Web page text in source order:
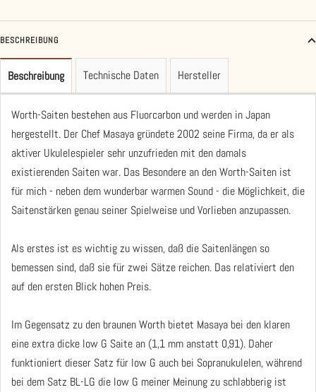
BESCHREIBUNG
Beschreibung Technische Daten Hersteller
Worth-Saiten bestehen aus Fluorcarbon und werden in Japan
hergestellt. Der Chef Masaya gründete 2002 seine Firma, da er als
aktiver Ukulelespieler sehr unzufrieden mit den damals
existierenden Saiten war. Das Besondere an den Worth-Saiten ist
für mich - neben dem wunderbar warmen Sound - die Möglichkeit, die
Saitenstärken genau seiner Spielweise und Vorlieben anzupassen.
Als erstes ist es wichtig zu wissen, daß die Saitenlängen so
bemessen sind, daß sie für zwei Sätze reichen. Das relativiert den
auf den ersten Blick hohen Preis.
Im Gegensatz zu den braunen Worth bietet Masaya bei den klaren
eine extra dicke low G Saite an (1,1 mm anstatt 0,91). Daher
funktioniert dieser Satz für low G auch bei Sopranukulelen, während
bei dem Satz BL-LG die low G meiner Meinung zu schlabberig ist